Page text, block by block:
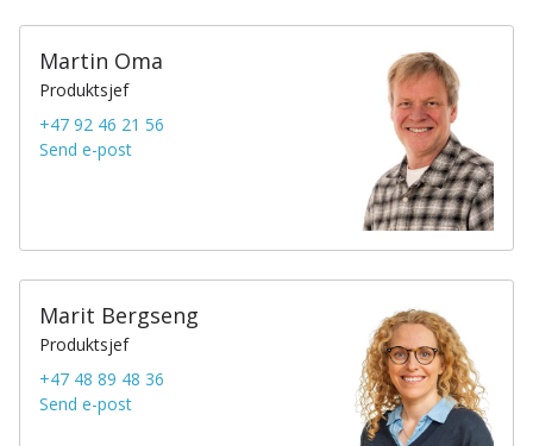
Martin Oma
Produktsjef
+47 92 46 21 56
Send e-post
Marit Bergseng
Produktsjef
+47 48 89 48 36
Send e-post